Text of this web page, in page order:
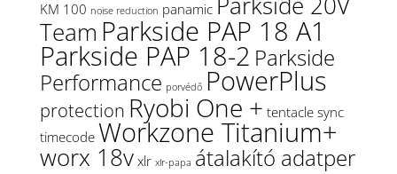
KM 100 noise reduction panamic
Team Parkside PAP 18 A1
Parkside PAP 18-2 Parkside
Performance porvédő PowerPlus
protection Ryobi One + tentacle sync
timecode Workzone Titanium+
worx 18v xlr xlr-papa átalakító adatper